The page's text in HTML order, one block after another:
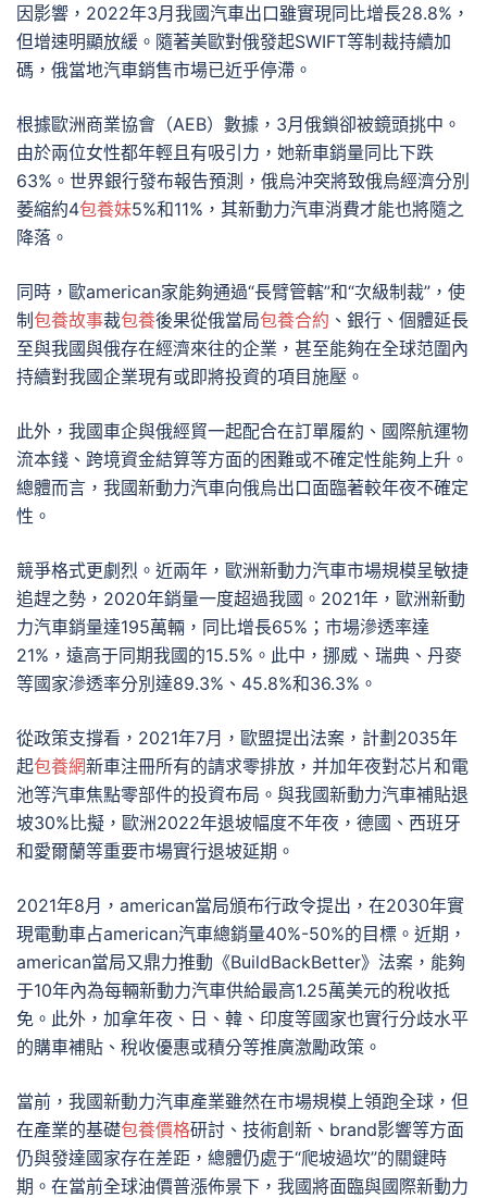
因影響，2022年3月我國汽車出口雖實現同比增長28.8%，
但增速明顯放緩。隨著美歐對俄發起SWIFT等制裁持續加
碼，俄當地汽車銷售市場已近乎停滯。
根據歐洲商業協會（AEB）數據，3月俄鎖卻被鏡頭挑中。
由於兩位女性都年輕且有吸引力，她新車銷量同比下跌
63%。世界銀行發布報告預測，俄烏沖突將致俄烏經濟分別
萎縮約4包養妹5%和11%，其新動力汽車消費才能也將隨之
降落。
同時，歐american家能夠通過“長臂管轄”和“次級制裁”，使
制 包養故事裁包養後果從俄當局包養合約 、銀行、個體延長
至與我國與俄存在經濟來往的企業，甚至能夠在全球范圍內
持續對我國企業現有或即將投資的項目施壓。
此外，我國車企與俄經貿一起配合在訂單履約、國際航運物
流本錢、跨境資金結算等方面的困難或不確定性能夠上升。
總體而言，我國新動力汽車向俄烏出口面臨著較年夜不確定
性。
競爭格式更劇烈。近兩年，歐洲新動力汽車市場規模呈敏捷
追趕之勢，2020年銷量一度超過我國。2021年，歐洲新動
力汽車銷量達195萬輛，同比增長65%；市場滲透率達
21%，遠高于同期我國的15.5%。此中，挪威、瑞典、丹麥
等國家滲透率分別達89.3%、45.8%和36.3%。
從政策支撐看，2021年7月，歐盟提出法案，計劃2035年
起包養網新車注冊所有的請求零排放，并加年夜對芯片和電
池等汽車焦點零部件的投資布局。與我國新動力汽車補貼退
坡30%比擬，歐洲2022年退坡幅度不年夜，德國、西班牙
和愛爾蘭等重要市場實行退坡延期。
2021年8月，american當局頒布行政令提出，在2030年實
現電動車占american汽車總銷量40%-50%的目標。近期，
american當局又鼎力推動《BuildBackBetter》法案，能夠
于10年內為每輛新動力汽車供給最高1.25萬美元的稅收抵
免。此外，加拿年夜、日、韓、印度等國家也實行分歧水平
的購車補貼、稅收優惠或積分等推廣激勵政策。
當前，我國新動力汽車產業雖然在市場規模上領跑全球，但
在產業的基礎包養價格研討、技術創新、brand影響等方面
仍與發達國家存在差距，總體仍處于“爬坡過坎”的關鍵時
期。在當前全球油價普漲佈景下，我國將面臨與國際新動力